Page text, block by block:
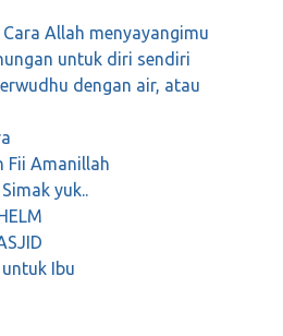
Melanggar Hak-hak
atau Menerima
Allah menyayangimu
untuk diri sendiri
dengan air, atau
Fii Amanillah
yuk..
Ibu